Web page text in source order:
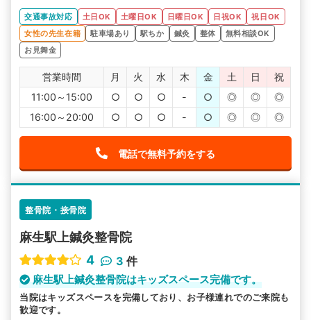
交通事故対応 土日OK 土曜日OK 日曜日OK 日祝OK
祝日OK
女性の先生在籍
駐車場あり 駅ちか 鍼灸 整体
無料相談OK
お見舞金
営業時間 月 火 水 木 金 土 日
祝
11:00～15:00
○ ○ ○ - ○ ◎ ◎
◎
16:00～20:00
○ ○ ○ - ○ ◎ ◎ ◎
電話で無料予約をする
整骨院・接骨院
麻生駅上鍼灸整骨院
4
3 件
麻生駅上鍼灸整骨院はキッズスペース完備です。
当院はキッズスペースを完備しており、お子様連れでのご来院も
歓迎です。